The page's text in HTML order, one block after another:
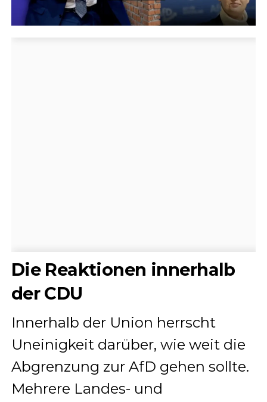
Die Reaktionen innerhalb
der CDU
Innerhalb der Union herrscht
Uneinigkeit darüber, wie weit die
Abgrenzung zur AfD gehen sollte.
Mehrere Landes- und